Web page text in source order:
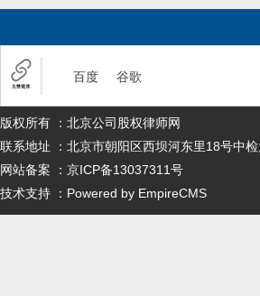
百度 谷歌
版权所有 ：北京公司股权律师网
联系地址 ：北京市朝阳区西坝河东里18号中检
网站备案 ：京ICP备13037311号
技术支持 ：Powered by EmpireCMS